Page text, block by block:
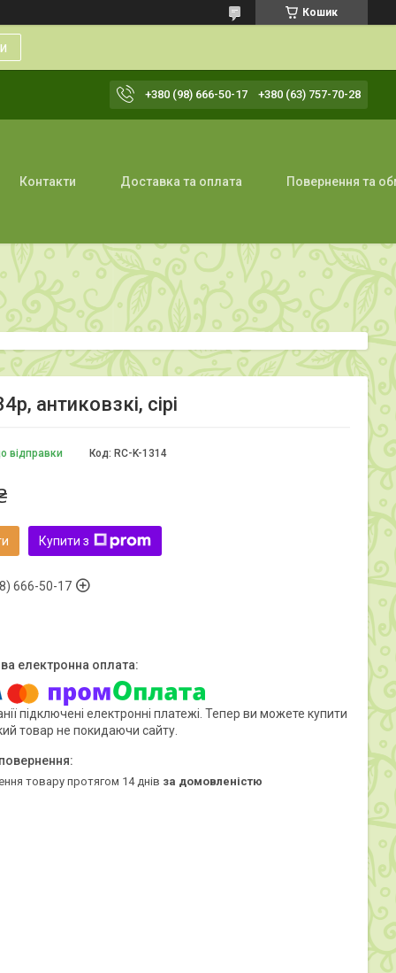
Кошик
+380 (98) 666-50-17 +380 (63) 757-70-28
Контакти Доставка та оплата Повернення та
антиковзкі, сірі
відправки Код: RC-K-1314
Купити з
666-50-17
підключені електронні платежі. Тепер ви можете купити
товар не покидаючи сайту.
товару протягом 14 днів за домовленістю